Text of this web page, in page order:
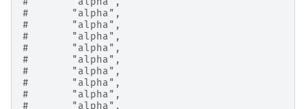
#       "alpha",
#       "alpha",
#       "alpha",
#       "alpha",
#       "alpha",
#       "alpha",
#       "alpha",
#       "alpha",
#       "alpha",